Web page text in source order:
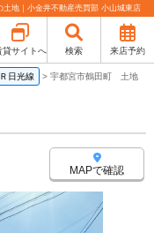
地｜小金井不動産売買部 小山城東店
貸サイトへ 検索 来店予約
Ｒ日光線 > 宇都宮市鶴田町 土地
MAPで確認